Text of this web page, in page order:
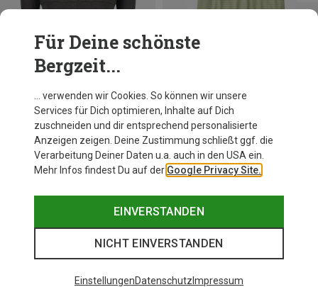
Du sparst 19%
Für Deine schönste
Bergzeit...
… verwenden wir Cookies. So können wir unsere
Services für Dich optimieren, Inhalte auf Dich
zuschneiden und dir entsprechend personalisierte
Anzeigen zeigen. Deine Zustimmung schließt ggf. die
Verarbeitung Deiner Daten u.a. auch in den USA ein.
Mehr Infos findest Du auf der Google Privacy Site.
EINVERSTANDEN
NICHT EINVERSTANDEN
EinstellungenDatenschutz Impressum